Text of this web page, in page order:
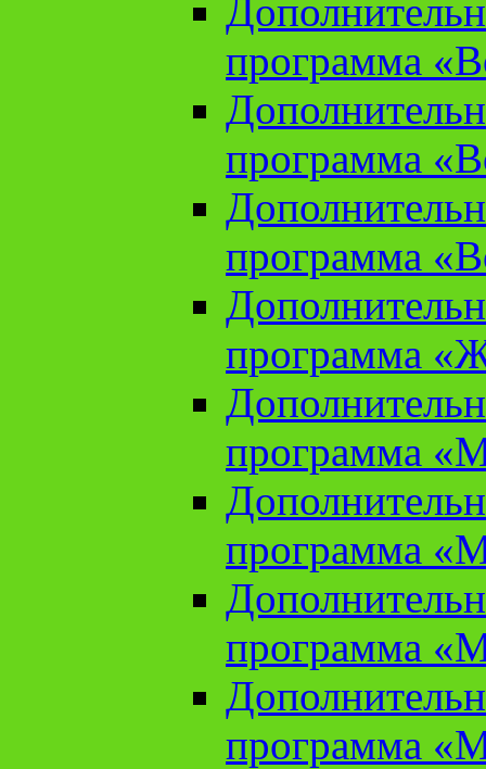
программа
программа
программа
программа
программа
программа
программа
программа